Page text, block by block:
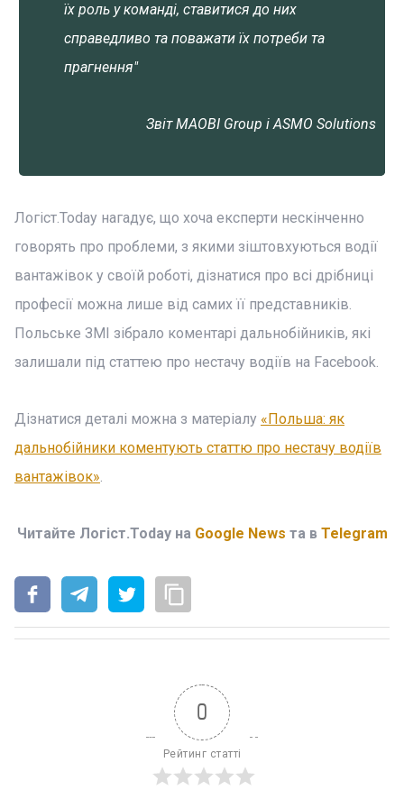
їх роль у команді, ставитися до них
справедливо та поважати їх потреби та
прагнення"
Звіт MAOBI Group і ASMO Solutions
Логіст.Today нагадує, що хоча експерти нескінченно
говорять про проблеми, з якими зіштовхуються водії
вантажівок у своїй роботі, дізнатися про всі дрібниці
професії можна лише від самих її представників.
Польське ЗМІ зібрало коментарі дальнобійників, які
залишали під статтею про нестачу водіїв на Facebook.
Дізнатися деталі можна з матеріалу «Польша: як
дальнобійники коментують статтю про нестачу водіїв
вантажівок».
Читайте Логіст.Today на Google News та в Telegram
0
Рейтинг статті